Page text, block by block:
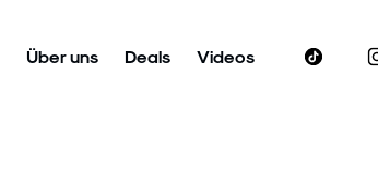
Über uns Deals Videos